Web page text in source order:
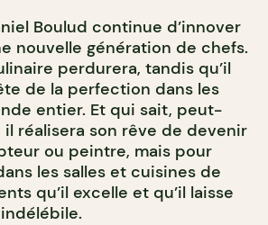
Boulud continue d’innover
nouvelle génération de chefs.
perdurera, tandis qu’il
de la perfection dans les
entier. Et qui sait, peut-
il réalisera son rêve de devenir
ou peintre, mais pour
les salles et cuisines de
qu’il excelle et qu’il laisse